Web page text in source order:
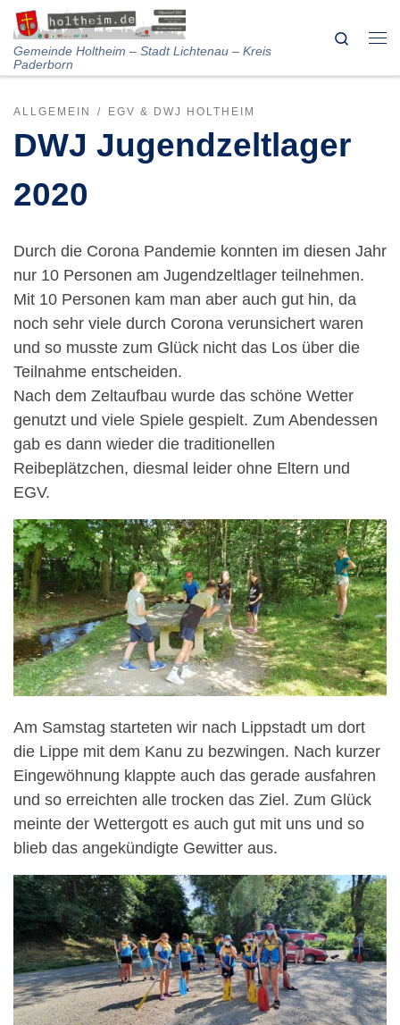
Skip to content
Gemeinde Holtheim – Stadt Lichtenau – Kreis
Paderborn
Search
ALLGEMEIN EGV & DWJ HOLTHEIM
DWJ Jugendzeltlager
2020
Durch die Corona Pandemie konnten im diesen Jahr
nur 10 Personen am Jugendzeltlager teilnehmen.
Mit 10 Personen kam man aber auch gut hin, da
noch sehr viele durch Corona verunsichert waren
und so musste zum Glück nicht das Los über die
Teilnahme entscheiden.
Nach dem Zeltaufbau wurde das schöne Wetter
genutzt und viele Spiele gespielt. Zum Abendessen
gab es dann wieder die traditionellen
Reibeplätzchen, diesmal leider ohne Eltern und
EGV.
Am Samstag starteten wir nach Lippstadt um dort
die Lippe mit dem Kanu zu bezwingen. Nach kurzer
Eingewöhnung klappte auch das gerade ausfahren
und so erreichten alle trocken das Ziel. Zum Glück
meinte der Wettergott es auch gut mit uns und so
blieb das angekündigte Gewitter aus.